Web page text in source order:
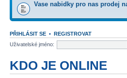
Vase nabidky pro nas prodej
PŘIHLÁSIT SE • REGISTROVAT
Uživatelské jméno:
KDO JE ONLINE